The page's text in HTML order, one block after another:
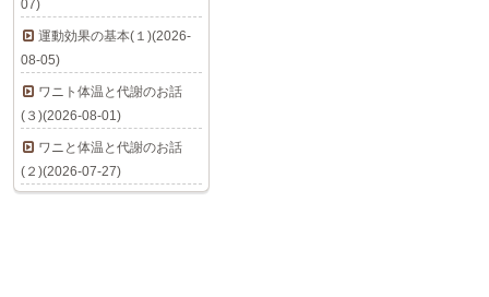
07)
運動効果の基本(１)(2026-
08-05)
ワニト体温と代謝のお話
(３)(2026-08-01)
ワニと体温と代謝のお話
(２)(2026-07-27)